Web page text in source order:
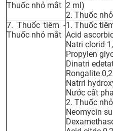
Thuốc nhỏ mắt 2 ml)
2. Thuốc
7. Thuốc tiêm -
Thuốc nhỏ mắt
1. Thuốc
Acid
Natri clorid
Propylen
Dinatri
Rongalite
Natrri
N­­­ước cất
2. Thuốc
Neomycin